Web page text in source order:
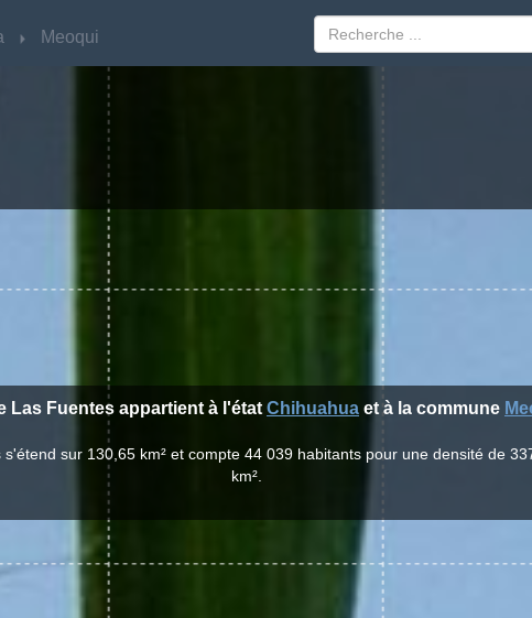
Meoqui
Las Fuentes appartient à l'état Chihuahua et à la commune
sur 130,65 km² et compte 44 039 habitants pour une densité de
km².
Meoqui